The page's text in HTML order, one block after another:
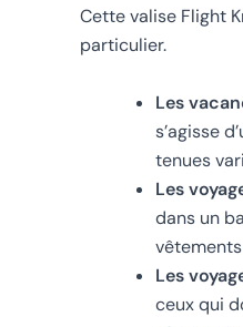
Cette valise Flight
particulier.
Les
s’agisse
tenues
Les
dans un
Les
ceux qui